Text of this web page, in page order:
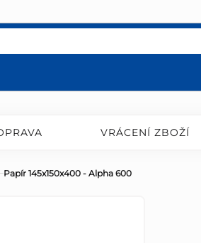
VRÁCENÍ ZBOŽÍ
Papír 145x150x400 - Alpha 600